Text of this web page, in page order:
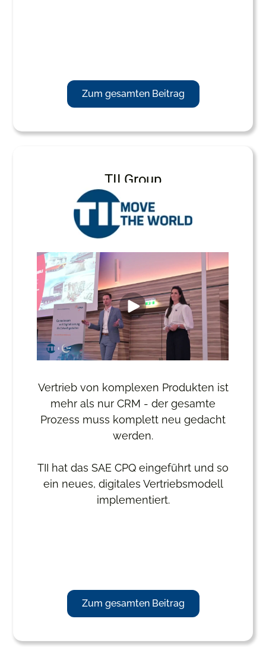
Zum gesamten Beitrag
TII Group
Vertrieb von komplexen Produkten ist
mehr als nur CRM - der gesamte
Prozess muss komplett neu gedacht
werden.
TII hat das SAE CPQ eingeführt und so
ein neues, digitales Vertriebsmodell
implementiert.
Zum gesamten Beitrag